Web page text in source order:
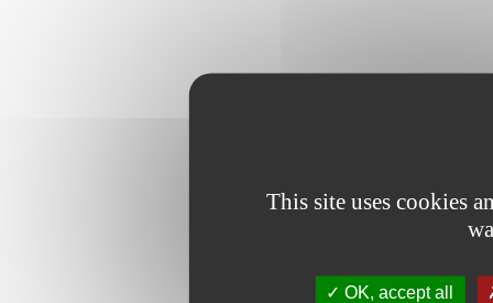
This site uses cookies
OK, accept all